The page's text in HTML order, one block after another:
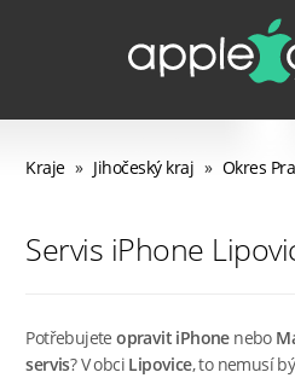
Kraje » Jihočeský kraj » Okres
Servis iPhone
Potřebujeteopravit iPhonenebo
servis? V obci Lipovice, to nemusí